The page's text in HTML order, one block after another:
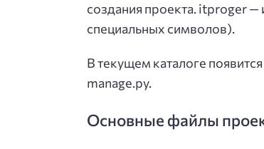
создания проекта. itproger —
специальных символов).
В текущем каталоге
manage.py.
Основные файлы